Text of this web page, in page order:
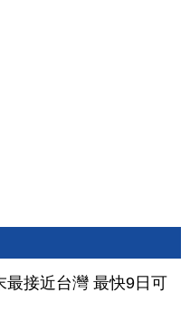
最接近台灣 最快9日可